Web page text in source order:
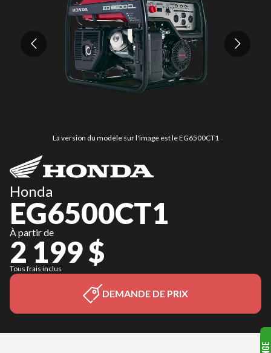
La version du modèle sur l'image est le EG6500CT1
Honda
EG6500CT1
À partir de
2 199 $
Tous frais inclus
DEMANDE DE PRIX